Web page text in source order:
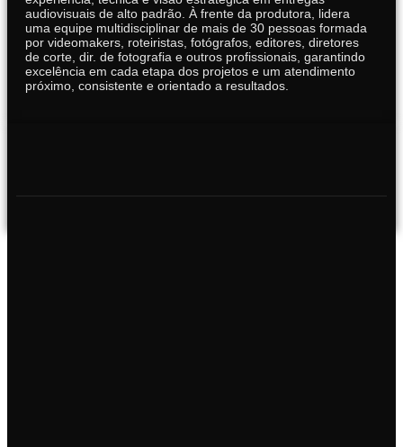
audiovisuais de alto padrão. À frente da produtora, lidera
uma equipe multidisciplinar de mais de 30 pessoas formada
por videomakers, roteiristas, fotógrafos, editores, diretores
de corte, dir. de fotografia e outros profissionais, garantindo
excelência em cada etapa dos projetos e um atendimento
próximo, consistente e orientado a resultados.